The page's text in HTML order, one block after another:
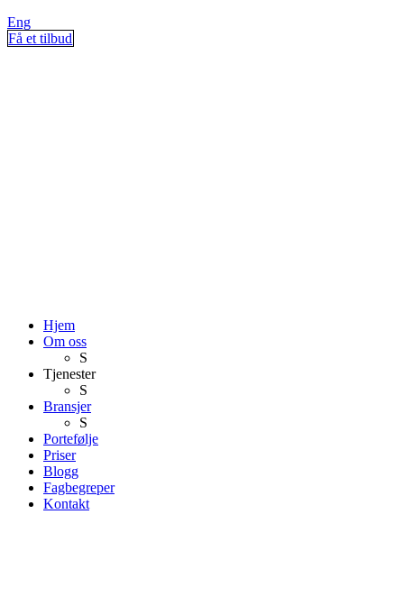
Eng
Få et tilbud
Hjem
Om oss
S
Tjenester
S
Bransjer
S
Portefølje
Priser
Blogg
Fagbegreper
Kontakt